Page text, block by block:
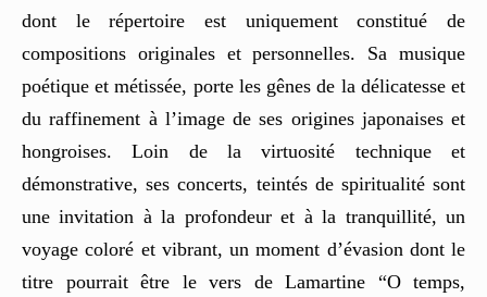
dont le répertoire est uniquement constitué de
compositions originales et personnelles. Sa musique
poétique et métissée, porte les gênes de la délicatesse et
du raffinement à l’image de ses origines japonaises et
hongroises. Loin de la virtuosité technique et
démonstrative, ses concerts, teintés de spiritualité sont
une invitation à la profondeur et à la tranquillité, un
voyage coloré et vibrant, un moment d’évasion dont le
titre pourrait être le vers de Lamartine “O temps,